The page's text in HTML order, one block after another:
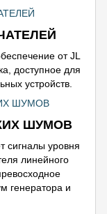
от JL
доступное для
устройств.
ШУМОВ
сигналы уровня
линейного
генератора и